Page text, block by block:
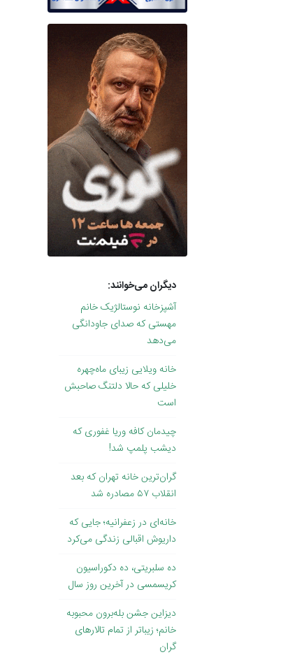
دیگران می‌خوانند:
آشپزخانه نوستالژیک خانم
مهستی که صدای جاودانگی
می‌دهد
خانه ویلایی زیبای ماه‌چهره
خلیلی که حالا دلتنگ صاحبش
است
چیدمان کافه وریا غفوری که
دیشب پلمپ شد!
گران‌ترین خانه تهران که بعد
انقلاب ۵۷ مصادره شد
خانه‌ای در زعفرانیه؛ جایی که
داریوش اقبالی زندگی می‌کرد
ده سلبریتی، ده دکوراسیون
کریسمسی در آخرین روز سال
دیزاین جشن بله‌برون محبوبه
خانم؛ زیباتر از تمام تالارهای
گران